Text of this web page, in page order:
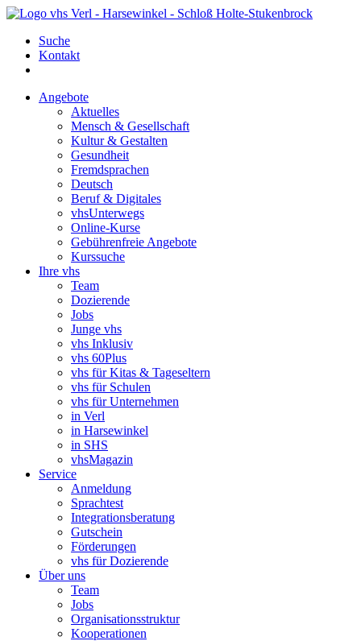
Suche
Kontakt
Angebote
Aktuelles
Mensch & Gesellschaft
Kultur & Gestalten
Gesundheit
Fremdsprachen
Deutsch
Beruf & Digitales
vhsUnterwegs
Online-Kurse
Gebührenfreie Angebote
Kurssuche
Ihre vhs
Team
Dozierende
Jobs
Junge vhs
vhs Inklusiv
vhs 60Plus
vhs für Kitas & Tageseltern
vhs für Schulen
vhs für Unternehmen
in Verl
in Harsewinkel
in SHS
vhsMagazin
Service
Anmeldung
Sprachtest
Integrationsberatung
Gutschein
Förderungen
vhs für Dozierende
Über uns
Team
Jobs
Organisationsstruktur
Kooperationen